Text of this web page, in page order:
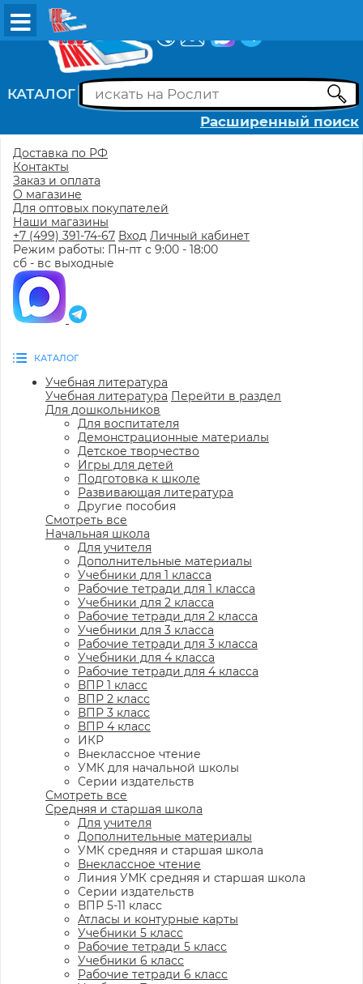
КАТАЛОГ
Расширенный поиск
Доставка по РФ
Контакты
Заказ и оплата
О магазине
Для оптовых покупателей
Наши магазины
+7 (499) 391-74-67 Вход Личный кабинет
Режим работы: Пн-пт с 9:00 - 18:00
сб - вс выходные
КАТАЛОГ
Учебная литература
Учебная литература Перейти в раздел
Для дошкольников
Для воспитателя
Демонстрационные материалы
Детское творчество
Игры для детей
Подготовка к школе
Развивающая литература
Другие пособия
Смотреть все
Начальная школа
Для учителя
Дополнительные материалы
Учебники для 1 класса
Рабочие тетради для 1 класса
Учебники для 2 класса
Рабочие тетради для 2 класса
Учебники для 3 класса
Рабочие тетради для 3 класса
Учебники для 4 класса
Рабочие тетради для 4 класса
ВПР 1 класс
ВПР 2 класс
ВПР 3 класс
ВПР 4 класс
ИКР
Внеклассное чтение
УМК для начальной школы
Серии издательств
Смотреть все
Средняя и старшая школа
Для учителя
Дополнительные материалы
УМК средняя и старшая школа
Внеклассное чтение
Линия УМК средняя и старшая школа
Серии издательств
ВПР 5-11 класс
Атласы и контурные карты
Учебники 5 класс
Рабочие тетради 5 класс
Учебники 6 класс
Рабочие тетради 6 класс